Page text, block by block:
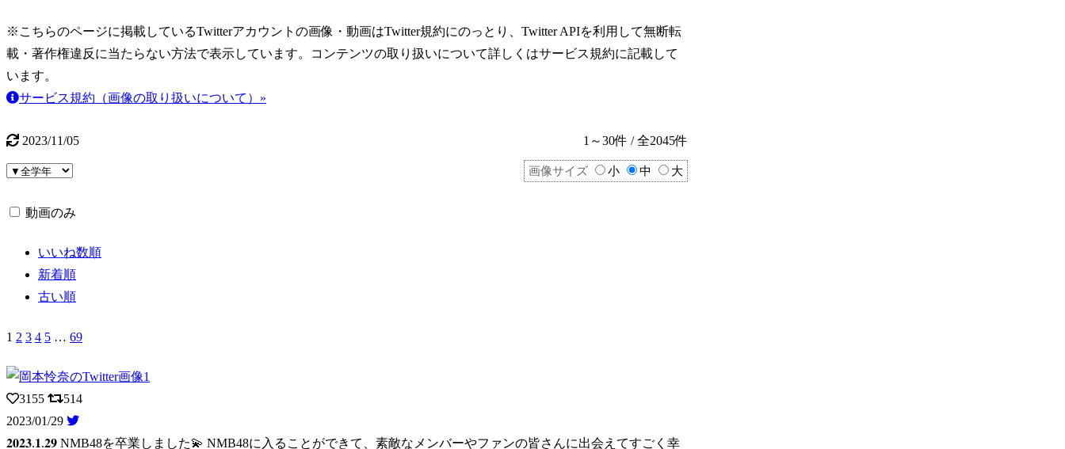
※こちらのページに掲載しているTwitterアカウントの画像・動画はTwitter規約にのっとり、Twitter APIを利用して無断転
載・著作権違反に当たらない方法で表示しています。コンテンツの取り扱いについて詳しくはサービス規約に記載して
います。
サービス規約（画像の取り扱いについて）»
2023/11/05 1～30件 / 全2045件
画像サイズ 小 中 大
動画のみ
いいね数順
新着順
古い順
1 2 3 4 5 … 69
3155
514
2023/01/29
𝟐𝟎𝟐𝟑.𝟏.𝟐𝟗 NMB48を卒業しました💫 NMB48に入ることができて、 素敵なメンバーやファンの皆さんに出会えてすごく幸